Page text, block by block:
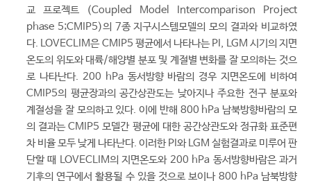
교 프로젝트 (Coupled Model Intercomparison Project
phase 5;CMIP5)의 7종 지구시스템모델의 모의 결과와 비교하였
다. LOVECLIM은 CMIP5 평균에서 나타나는 PI, LGM 시기의 지면
온도의 위도와 대륙/해양별 분포 및 계절별 변화를 잘 모의하는 것으
로 나타난다. 200 hPa 동서방향 바람의 경우 지면온도에 비하여
CMIP5의 평균장과의 공간상관도는 낮아지나 주요한 전구 분포와
계절성을 잘 모의하고 있다. 이에 반해 800 hPa 남북방향바람의 모
의 결과는 CMIP5 모델간 평균에 대한 공간상관도와 정규화 표준편
차 비율 모두 낮게 나타난다. 이러한 PI와 LGM 실험결과로 미루어 판
단할 때 LOVECLIM의 지면온도와 200 hPa 동서방향바람은 과거
기후의 연구에서 활용될 수 있을 것으로 보이나 800 hPa 남북방향